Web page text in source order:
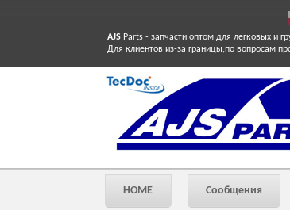
AJS Parts - запчасти оптом для легковых и
Для клиентов из-за границы,по вопросам
HOME Сообщения